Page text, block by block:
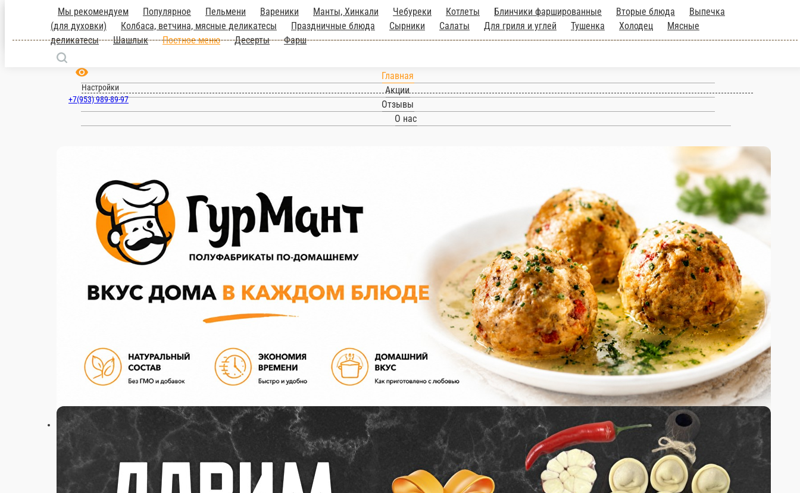
Ульяновск
Настройки
+7(953) 989-89-97
Главная
Акции
Отзывы
О нас
Мы рекомендуем Популярное Пельмени Вареники Манты, Хинкали Чебуреки Котлеты Блинчики фаршированные
Вторые
блюда
Выпечка (для духовки) Колбаса, ветчина, мясные деликатесы Праздничные блюда Сырники Салаты
Для гриля и
углей
Тушенка Холодец Мясные деликатесы Шашлык Постное меню Десерты Фарш